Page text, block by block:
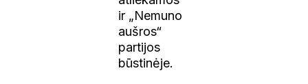
ir „Nemuno
aušros“
partijos
būstinėje.